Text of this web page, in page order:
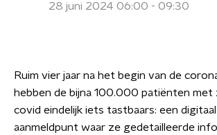
28 juni 2024 06:00 - 09:30
Ruim vier jaar na het begin van de
hebben de bijna 100.000 patiënten met
covid eindelijk iets tastbaars: een digitaal
aanmeldpunt waar ze gedetailleerde